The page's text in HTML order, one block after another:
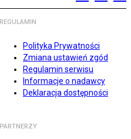
REGULAMIN
Polityka Prywatności
Zmiana ustawień zgód
Regulamin serwisu
Informacje o nadawcy
Deklaracja dostępności
PARTNERZY